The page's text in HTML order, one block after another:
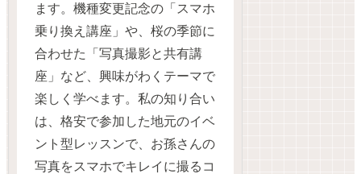
ます。機種変更記念の「スマホ
乗り換え講座」や、桜の季節に
合わせた「写真撮影と共有講
座」など、興味がわくテーマで
楽しく学べます。私の知り合い
は、格安で参加した地元のイベ
ント型レッスンで、お孫さんの
写真をスマホでキレイに撮るコ